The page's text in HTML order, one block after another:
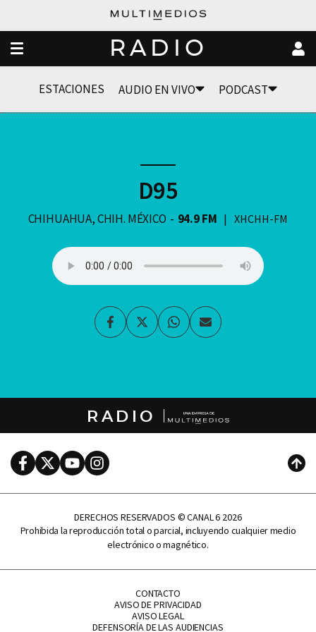
RADIO
ESTACIONES AUDIO EN VIVO PODCAST
D95
CHIHUAHUA, CHIH. MÉXICO 94.9 FM XHCHH-FM
FacebookTwitterWhatsapp
Enviar
por
RADIO
FacebookTwitterYoutubeInstagram
DERECHOS RESERVADOS © CANAL 6 2026
Prohibida la reproducción total o parcial, incluyendo cualquier medio
electrónico o magnético.
CONTACTO
AVISO DE PRIVACIDAD
AVISO LEGAL
DEFENSORÍA DE LAS AUDIENCIAS